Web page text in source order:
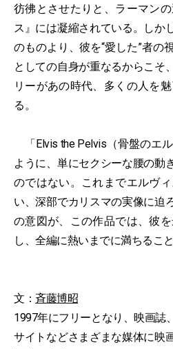
彷彿とさせたりと、ラーマン
ス』には凝縮されている。しか
のものより、彼を“愛した”者の
としての自身が重なるからこそ
リーがあの時代、多くの人を
る。
「Elvis the Pelvis（骨盤のエ
ように、単にセクシーな腰の動
のではない。これまでエルヴ
い、深部でカリスマの実像に迫
の意図が、この作品では、彼
し、全編に熱いまでに満ちること
文： 斉藤博昭
1997年にフリーとなり、映画誌
サイトなどさまざまな媒体に映